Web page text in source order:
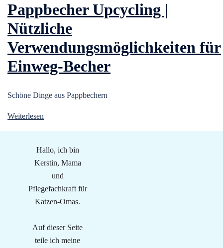
Pappbecher Upcycling |
Nützliche
Verwendungsmöglichkeiten für
Einweg-Becher
Schöne Dinge aus Pappbechern
Weiterlesen
Hallo, ich bin
Kerstin, Mama
und
Pflegefachkraft für
Katzen-Omas.
Auf dieser Seite
teile ich meine